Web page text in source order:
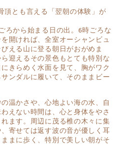
頂とも言える「翌朝の体験」が
ろから始まる日の出。6時ごろな
開ければ、全室オーシャンビュ
える山に登る朝日がおがめま
迎えるその景色もとても特別な
きらめく水面を見て、胸がワク
ンダルに履いて、そのままビー
温かさや、心地よい海の水、自
えない時間は、心と身体をやさ
ます。周辺に茂る椎の木々に集
寄せては返す波の音が優しく耳
まに歩く、特別で美しい朝がそ